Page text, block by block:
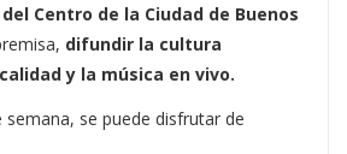
Centro de la Ciudad de Buenos
difundir la cultura
y la música en vivo.
se puede disfrutar de